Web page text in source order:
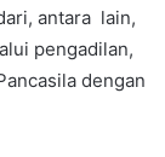
antara lain,
pengadilan,
dengan